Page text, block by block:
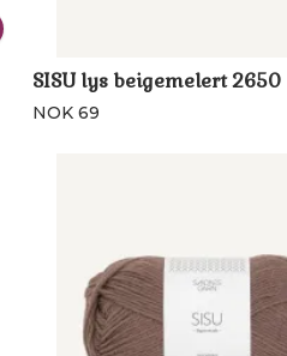
SISU lys beigemelert 2650
NOK 69